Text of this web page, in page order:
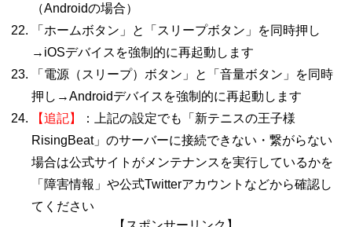
（Androidの場合）
「ホームボタン」と「スリープボタン」を同時押し
→iOSデバイスを強制的に再起動します
「電源（スリープ）ボタン」と「音量ボタン」を同時
押し→Androidデバイスを強制的に再起動します
【追記】
：上記の設定でも「新テニスの王子様
RisingBeat」のサーバーに接続できない・繋がらない
場合は公式サイトがメンテナンスを実行しているかを
「障害情報」や公式Twitterアカウントなどから確認し
てください